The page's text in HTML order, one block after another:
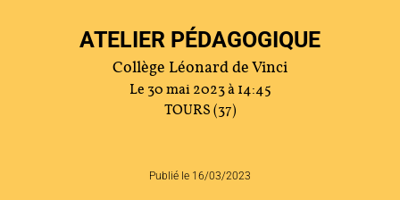
ATELIER PÉDAGOGIQUE
Collège Léonard de Vinci
Le 30 mai 2023 à 14:45
TOURS (37)
Publié le 16/03/2023